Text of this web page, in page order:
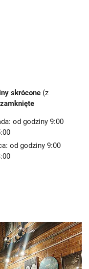
skrócone (z
od godziny 9:00
od godziny 9:00